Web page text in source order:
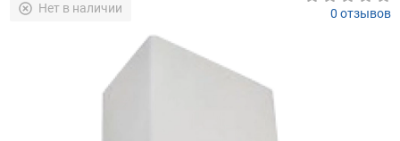
Нет в наличии 0 отзывов